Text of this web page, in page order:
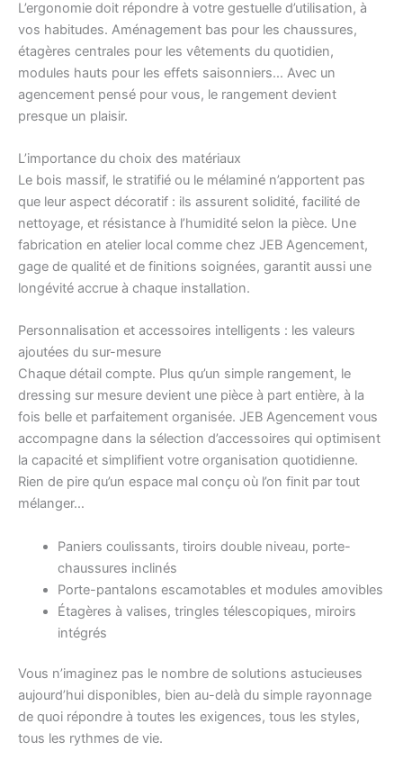
L’ergonomie doit répondre à votre gestuelle d’utilisation, à
vos habitudes. Aménagement bas pour les chaussures,
étagères centrales pour les vêtements du quotidien,
modules hauts pour les effets saisonniers… Avec un
agencement pensé pour vous, le rangement devient
presque un plaisir.
L’importance du choix des matériaux
Le bois massif, le stratifié ou le mélaminé n’apportent pas
que leur aspect décoratif : ils assurent solidité, facilité de
nettoyage, et résistance à l’humidité selon la pièce. Une
fabrication en atelier local comme chez JEB Agencement,
gage de qualité et de finitions soignées, garantit aussi une
longévité accrue à chaque installation.
Personnalisation et accessoires intelligents : les valeurs
ajoutées du sur-mesure
Chaque détail compte. Plus qu’un simple rangement, le
dressing sur mesure devient une pièce à part entière, à la
fois belle et parfaitement organisée. JEB Agencement vous
accompagne dans la sélection d’accessoires qui optimisent
la capacité et simplifient votre organisation quotidienne.
Rien de pire qu’un espace mal conçu où l’on finit par tout
mélanger…
Paniers coulissants, tiroirs double niveau, porte-
chaussures inclinés
Porte-pantalons escamotables et modules amovibles
Étagères à valises, tringles télescopiques, miroirs
intégrés
Vous n’imaginez pas le nombre de solutions astucieuses
aujourd’hui disponibles, bien au-delà du simple rayonnage
de quoi répondre à toutes les exigences, tous les styles,
tous les rythmes de vie.